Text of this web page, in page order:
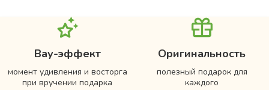
Вау-эффект
момент удивления и восторга
при вручении подарка
Оригинальность
полезный подарок для
каждого